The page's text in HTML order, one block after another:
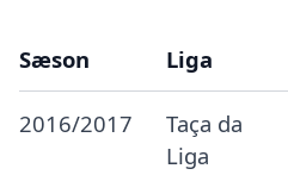
Sæson Liga
2016/2017
Taça da
Liga